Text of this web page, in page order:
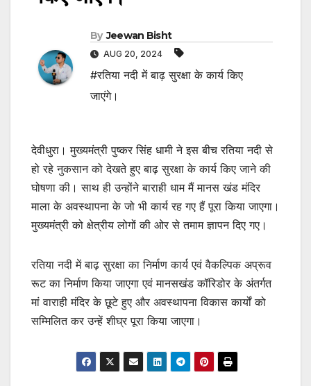
By Jeewan Bisht
AUG 20, 2024
#रतिया नदी में बाढ़ सुरक्षा के कार्य किए
जाएंगे।
देवीधुरा। मुख्यमंत्री पुष्कर सिंह धामी ने इस बीच रतिया नदी से
हो रहे नुकसान को देखते हुए बाढ़ सुरक्षा के कार्य किए जाने की
घोषणा की। साथ ही उन्होंने बाराही धाम मैं मानस खंड मंदिर
माला के अवस्थापना के जो भी कार्य रह गए हैं पूरा किया जाएगा।
मुख्यमंत्री को क्षेत्रीय लोगों की ओर से तमाम ज्ञापन दिए गए।
रतिया नदी में बाढ़ सुरक्षा का निर्माण कार्य एवं वैकल्पिक अप्रूव
रूट का निर्माण किया जाएगा एवं मानसखंड कॉरिडोर के अंतर्गत
मां वाराही मंदिर के छूटे हुए और अवस्थापना विकास कार्यों को
सम्मिलित कर उन्हें शीघ्र पूरा किया जाएगा।